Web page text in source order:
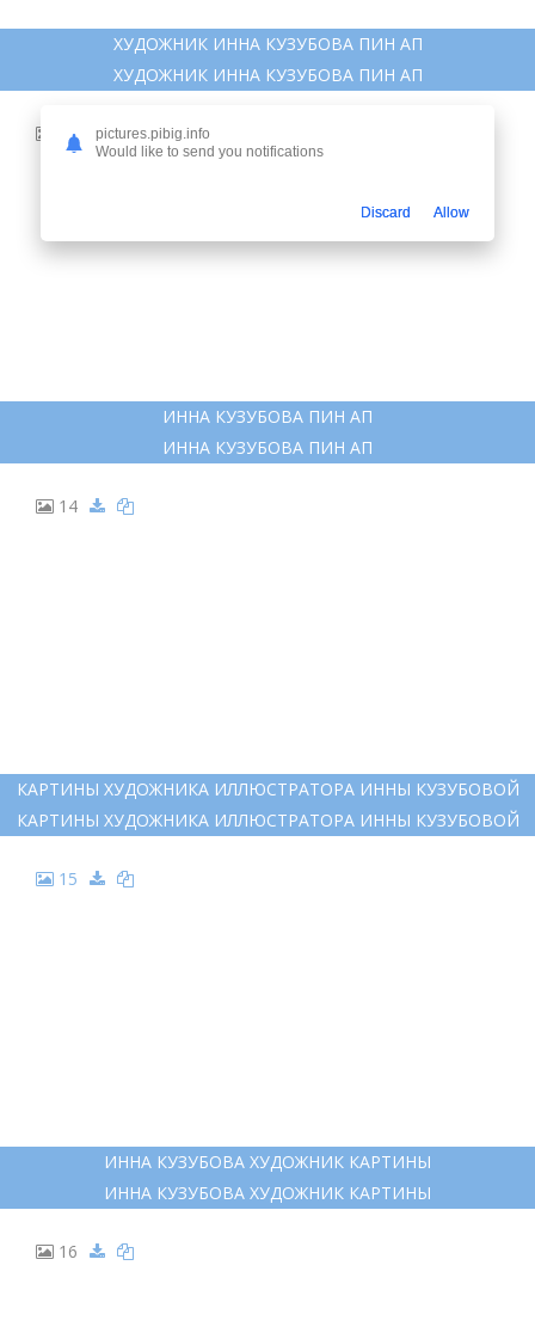
ХУДОЖНИК ИННА КУЗУБОВА ПИН АП
ХУДОЖНИК ИННА КУЗУБОВА ПИН АП
13
ИННА КУЗУБОВА ПИН АП
ИННА КУЗУБОВА ПИН АП
14
КАРТИНЫ ХУДОЖНИКА ИЛЛЮСТРАТОРА ИННЫ КУЗУБОВОЙ
КАРТИНЫ ХУДОЖНИКА ИЛЛЮСТРАТОРА ИННЫ КУЗУБОВОЙ
15
ИННА КУЗУБОВА ХУДОЖНИК КАРТИНЫ
ИННА КУЗУБОВА ХУДОЖНИК КАРТИНЫ
16
pictures.pibig.info
Would like to send you notifications
Discard Allow